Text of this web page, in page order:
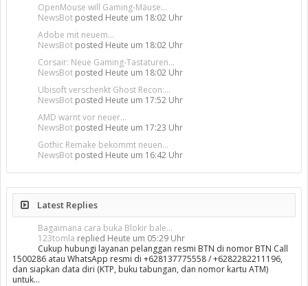
OpenMouse will Gaming-Mäuse...
NewsBot posted Heute um 18:02 Uhr
Adobe mit neuem...
NewsBot posted Heute um 18:02 Uhr
Corsair: Neue Gaming-Tastaturen...
NewsBot posted Heute um 18:02 Uhr
Ubisoft verschenkt Ghost Recon:...
NewsBot posted Heute um 17:52 Uhr
AMD warnt vor neuer...
NewsBot posted Heute um 17:23 Uhr
Gothic Remake bekommt neuen...
NewsBot posted Heute um 16:42 Uhr
Latest Replies
Bagaimana cara buka Blokir bale...
123tomla replied Heute um 05:29 Uhr
Cukup hubungi layanan pelanggan resmi BTN di nomor BTN Call
1500286 atau WhatsApp resmi di +628137775558 / +6282282211196,
dan siapkan data diri (KTP, buku tabungan, dan nomor kartu ATM)
untuk…